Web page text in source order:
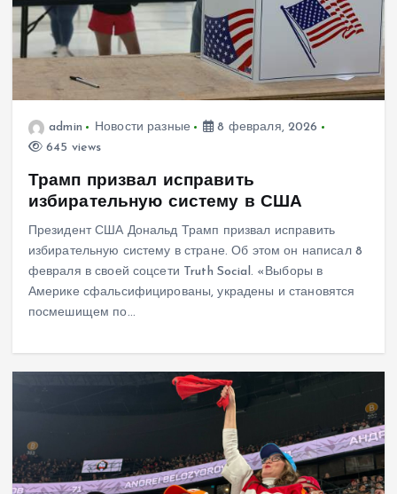
admin Новости разные
8 февраля, 2026
645 views
Трамп призвал исправить
избирательную систему в США
Президент США Дональд Трамп призвал исправить
избирательную систему в стране. Об этом он написал 8
февраля в своей соцсети Truth Social. «Выборы в
Америке сфальсифицированы, украдены и становятся
посмешищем по…